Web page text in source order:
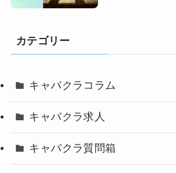
カテゴリー
キャバクラコラム
キャバクラ求人
キャバクラ質問箱